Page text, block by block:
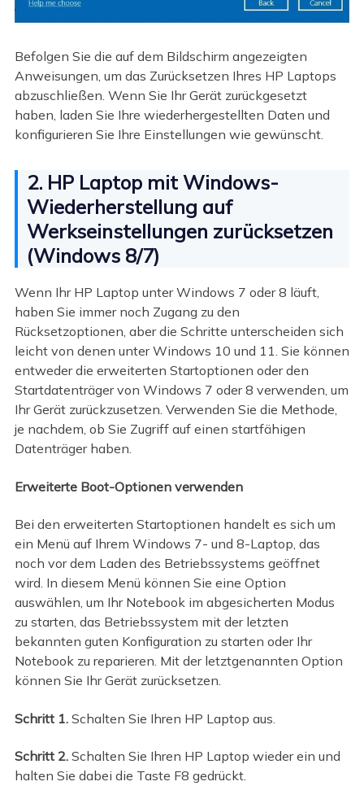
Befolgen Sie die auf dem Bildschirm angezeigten
Anweisungen, um das Zurücksetzen Ihres HP Laptops
abzuschließen. Wenn Sie Ihr Gerät zurückgesetzt
haben, laden Sie Ihre wiederhergestellten Daten und
konfigurieren Sie Ihre Einstellungen wie gewünscht.
2. HP Laptop mit Windows-
Wiederherstellung auf
Werkseinstellungen zurücksetzen
(Windows 8/7)
Wenn Ihr HP Laptop unter Windows 7 oder 8 läuft,
haben Sie immer noch Zugang zu den
Rücksetzoptionen, aber die Schritte unterscheiden sich
leicht von denen unter Windows 10 und 11. Sie können
entweder die erweiterten Startoptionen oder den
Startdatenträger von Windows 7 oder 8 verwenden, um
Ihr Gerät zurückzusetzen. Verwenden Sie die Methode,
je nachdem, ob Sie Zugriff auf einen startfähigen
Datenträger haben.
Erweiterte Boot-Optionen verwenden
Bei den erweiterten Startoptionen handelt es sich um
ein Menü auf Ihrem Windows 7- und 8-Laptop, das
noch vor dem Laden des Betriebssystems geöffnet
wird. In diesem Menü können Sie eine Option
auswählen, um Ihr Notebook im abgesicherten Modus
zu starten, das Betriebssystem mit der letzten
bekannten guten Konfiguration zu starten oder Ihr
Notebook zu reparieren. Mit der letztgenannten Option
können Sie Ihr Gerät zurücksetzen.
Schritt 1. Schalten Sie Ihren HP Laptop aus.
Schritt 2. Schalten Sie Ihren HP Laptop wieder ein und
halten Sie dabei die Taste F8 gedrückt.